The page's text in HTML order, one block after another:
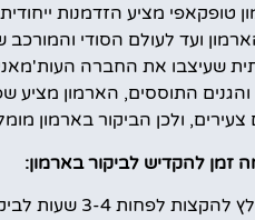
טופקאפי מציע הזדמנות
ועד לעולם הסודי והמורכב
שעיצבו את החברה
התוססים, הארמון מציע
צעירים, ולכן הביקור בארמון
זמן להקדיש לביקור בארמון:
כדי לחקור את חלקי